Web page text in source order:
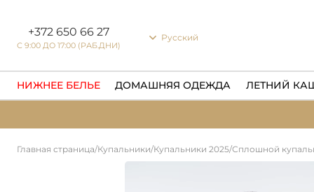
+372 650 66 27
С 9:00 ДО 17:00 (РАБ.ДНИ)
Русский
НИЖНЕЕ БЕЛЬЕ ДОМАШНЯЯ ОДЕЖДА ЛЕТНИЙ
Главная страница/Купальники/Купальники 2025/Сплошной